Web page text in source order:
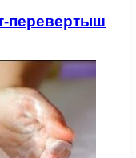
перевертыш